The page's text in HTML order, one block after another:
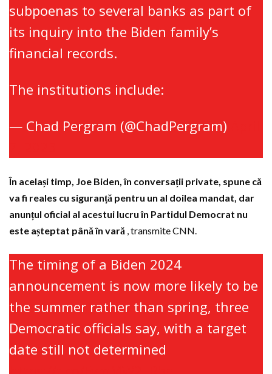
subpoenas to several banks as part of
its inquiry into the Biden family’s
financial records.
The institutions include:
— Chad Pergram (@ChadPergram)
În același timp, Joe Biden, în conversații private, spune că
va fi reales cu siguranță pentru un al doilea mandat, dar
anunțul oficial al acestui lucru în Partidul Democrat nu
este așteptat până în vară , transmite CNN.
The timing of a Biden 2024
announcement is now more likely to be
the summer rather than spring, three
Democratic officials say, with a target
date still not determined